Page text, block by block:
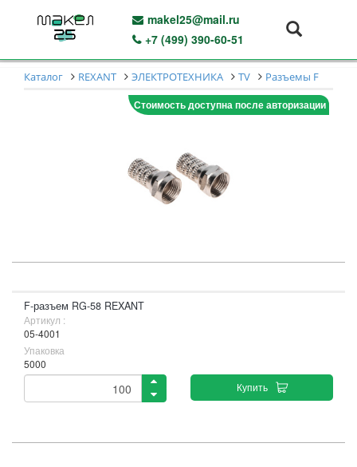
makel25@mail.ru
+7 (499) 390-60-51
Каталог REXANT ЭЛЕКТРОТЕХНИКА TV
Разъемы F
Стоимость доступна после авторизации
F-разъем RG-58 REXANT
Артикул :
05-4001
Упаковка
5000
Купить